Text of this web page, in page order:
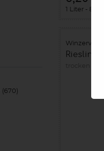
(670)
1 Liter 8,20
Riesling